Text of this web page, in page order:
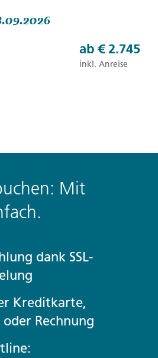
ab € 2.745
inkl. Anreise
Mit
dank SSL-
Kreditkarte,
Rechnung